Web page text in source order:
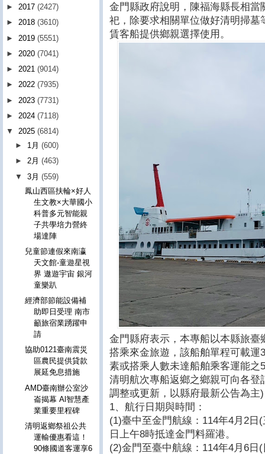
金門縣政府說明，陳福海縣長相
祀，除要求相關單位做好清明掃
賃客船提供鄉親選擇使用。
金門縣府表示，本專船以本縣旅
搭乘來金旅遊，該船舶單程可載
素或搭乘人數未達船舶乘客運能
清明航次專船返鄉之鄉親可向各
調整或更新，以縣府最新公告為主
1、航行日期與時間：
(1)臺中至金門航線：114年4月2
日上午8時抵達金門料羅港。
(2)金門至臺中航線：114年4月6
► 2017 (2427)
► 2018 (3610)
► 2019 (5551)
► 2020 (7041)
► 2021 (9014)
► 2022 (7935)
► 2023 (7731)
► 2024 (7118)
▼ 2025 (6814)
► 1月(600)
►2月(463)
▼3月(559)
鳳山西區扶輪×好人
生文教×大華國小
科普多元智能親
子共學培力營終
場達陣
兒童節連假來南瀛
天文館-童遊星視
界 遨遊宇宙 銀河
童樂趴
經濟部節能設備補
助即日受理 南市
籲旅宿業踴躍申
請
協助0121臺南震災
區農民提供貸款
展延免息措施
AMD臺南辦公室沙
崙揭幕 Al智慧產
業重要里程碑
清明返鄉祭祖公共
運輸優惠看這！
90條國道客運享6